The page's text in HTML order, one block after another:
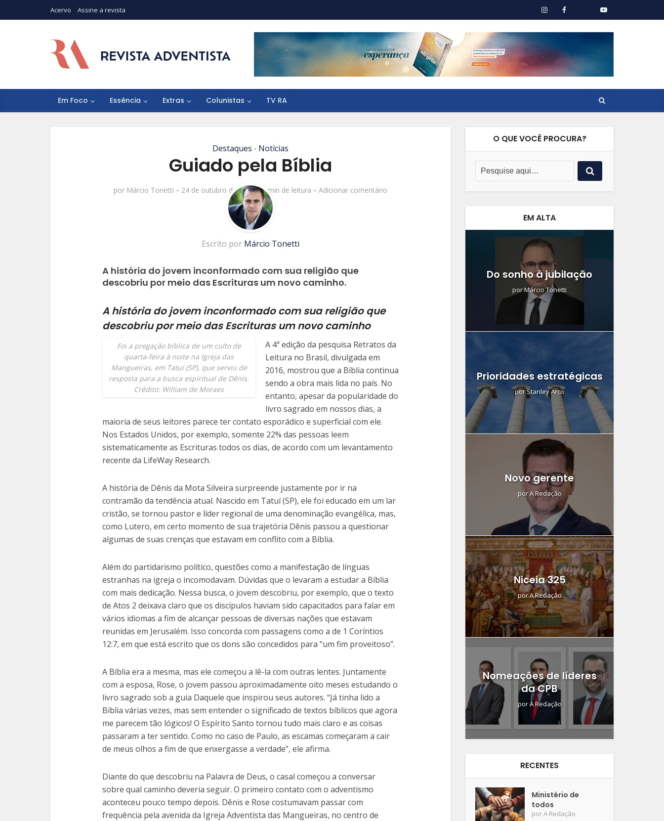
Acervo Assine a revista
Em Foco Essência Extras Colunistas TV RA
Destaques • Notícias
Guiado pela Bíblia
por Márcio Tonetti 24 de outubro de 2017 4 min de leitura Adicionar comentário
Escrito por Márcio Tonetti
A história do jovem inconformado com sua religião que
descobriu por meio das Escrituras um novo caminho.
A história do jovem inconformado com sua religião que
descobriu por meio das Escrituras um novo caminho
Foi a pregação bíblica de um culto de
quarta-feira à noite na Igreja das
Mangueiras, em Tatuí (SP), que serviu de
resposta para a busca espiritual de Dênis.
Crédito: William de Moraes
A 4ª edição da pesquisa Retratos da
Leitura no Brasil, divulgada em
2016, mostrou que a Bíblia continua
sendo a obra mais lida no país. No
entanto, apesar da popularidade do
livro sagrado em nossos dias, a
maioria de seus leitores parece ter contato esporádico e superficial com ele.
Nos Estados Unidos, por exemplo, somente 22% das pessoas leem
sistematicamente as Escrituras todos os dias, de acordo com um levantamento
recente da LifeWay Research.
A história de Dênis da Mota Silveira surpreende justamente por ir na
contramão da tendência atual. Nascido em Tatuí (SP), ele foi educado em um lar
cristão, se tornou pastor e líder regional de uma denominação evangélica, mas,
como Lutero, em certo momento de sua trajetória Dênis passou a questionar
algumas de suas crenças que estavam em conflito com a Bíblia.
Além do partidarismo político, questões como a manifestação de línguas
estranhas na igreja o incomodavam. Dúvidas que o levaram a estudar a Bíblia
com mais dedicação. Nessa busca, o jovem descobriu, por exemplo, que o texto
de Atos 2 deixava claro que os discípulos haviam sido capacitados para falar em
vários idiomas a fim de alcançar pessoas de diversas nações que estavam
reunidas em Jerusalém. Isso concorda com passagens como a de 1 Coríntios
12:7, em que está escrito que os dons são concedidos para “um fim proveitoso”.
A Bíblia era a mesma, mas ele começou a lê-la com outras lentes. Juntamente
com a esposa, Rose, o jovem passou aproximadamente oito meses estudando o
livro sagrado sob a guia Daquele que inspirou seus autores. “Já tinha lido a
Bíblia várias vezes, mas sem entender o significado de textos bíblicos que agora
me parecem tão lógicos! O Espírito Santo tornou tudo mais claro e as coisas
passaram a ter sentido. Como no caso de Paulo, as escamas começaram a cair
de meus olhos a fim de que enxergasse a verdade”, ele afirma.
Diante do que descobriu na Palavra de Deus, o casal começou a conversar
sobre qual caminho deveria seguir. O primeiro contato com o adventismo
aconteceu pouco tempo depois. Dênis e Rose costumavam passar com
frequência pela avenida da Igreja Adventista das Mangueiras, no centro de
O QUE VOCÊ PROCURA?
EM ALTA
Do sonho à jubilação
porMárcio Tonetti
Prioridades estratégicas
porStanley Arco
Novo gerente
porA Redação
Niceia 325
porA Redação
Nomeações de líderes
da CPB
porA Redação
RECENTES
Ministério de
todos
porA Redação